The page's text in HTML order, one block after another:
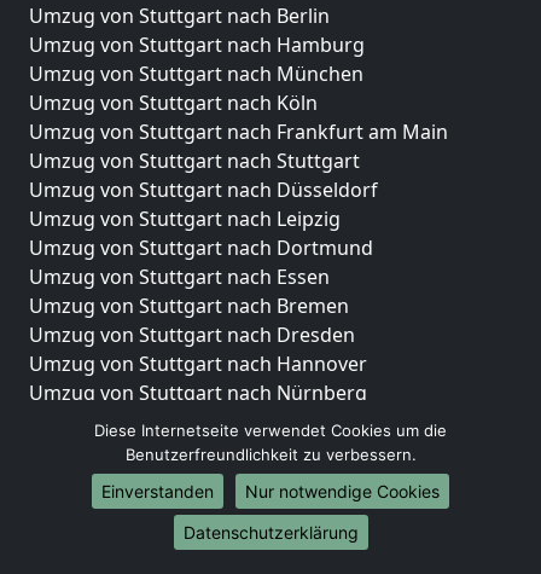
Umzug von Stuttgart nach Berlin
Umzug von Stuttgart nach Hamburg
Umzug von Stuttgart nach München
Umzug von Stuttgart nach Köln
Umzug von Stuttgart nach Frankfurt am Main
Umzug von Stuttgart nach Stuttgart
Umzug von Stuttgart nach Düsseldorf
Umzug von Stuttgart nach Leipzig
Umzug von Stuttgart nach Dortmund
Umzug von Stuttgart nach Essen
Umzug von Stuttgart nach Bremen
Umzug von Stuttgart nach Dresden
Umzug von Stuttgart nach Hannover
Umzug von Stuttgart nach Nürnberg
Umzug von Stuttgart nach Duisburg
Umzug von Stuttgart nach Bochum
Umzug von Stuttgart nach Wuppertal
Umzug von Stuttgart nach Bielefeld
Umzug von Stuttgart nach Bonn
Diese Internetseite verwendet Cookies um die
Benutzerfreundlichkeit zu verbessern.
Einverstanden
Nur notwendige Cookies
Datenschutzerklärung